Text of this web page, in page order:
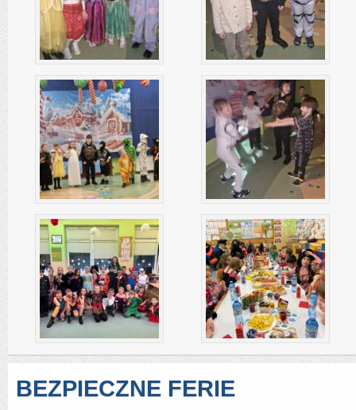
BEZPIECZNE FERIE